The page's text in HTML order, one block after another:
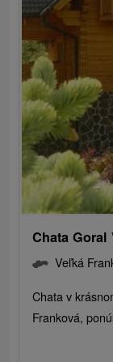
Chata Goral
Veľká
Chata v
Franková,